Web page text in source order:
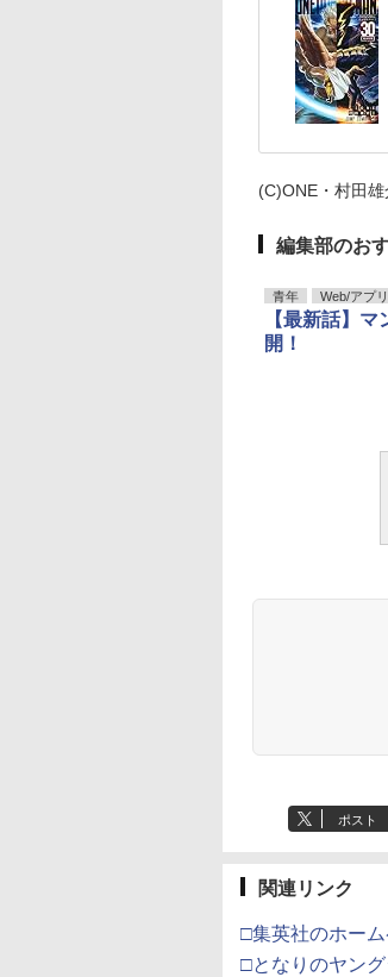
(C)ONE・村田
編集部のお
青年 Web/アプリ
【最新話】
開！
ポスト
関連リンク
□集英社のホー
□となりのヤン